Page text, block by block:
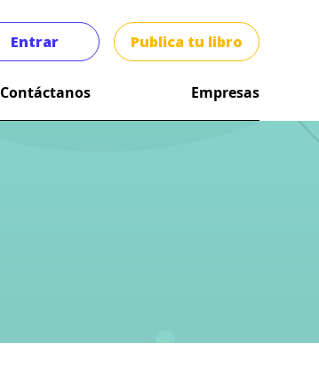
Entrar Publica tu libro
Contáctanos Empresas